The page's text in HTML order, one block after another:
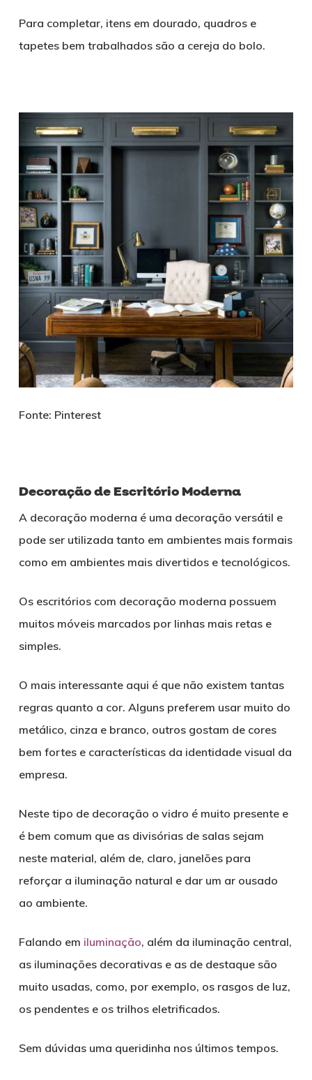
Para completar, itens em dourado, quadros e
tapetes bem trabalhados são a cereja do bolo.
Fonte: Pinterest
Decoração de Escritório Moderna
A decoração moderna é uma decoração versátil e
pode ser utilizada tanto em ambientes mais formais
como em ambientes mais divertidos e tecnológicos.
Os escritórios com decoração moderna possuem
muitos móveis marcados por linhas mais retas e
simples.
O mais interessante aqui é que não existem tantas
regras quanto a cor. Alguns preferem usar muito do
metálico, cinza e branco, outros gostam de cores
bem fortes e características da identidade visual da
empresa.
Neste tipo de decoração o vidro é muito presente e
é bem comum que as divisórias de salas sejam
neste material, além de, claro, janelões para
reforçar a iluminação natural e dar um ar ousado
ao ambiente.
Falando em iluminação, além da iluminação central,
as iluminações decorativas e as de destaque são
muito usadas, como, por exemplo, os rasgos de luz,
os pendentes e os trilhos eletrificados.
Sem dúvidas uma queridinha nos últimos tempos.